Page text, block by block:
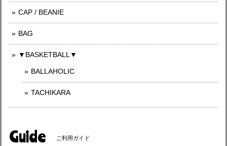
CAP / BEANIE
BAG
▼BASKETBALL▼
BALLAHOLIC
TACHIKARA
Guide ご利用ガイド